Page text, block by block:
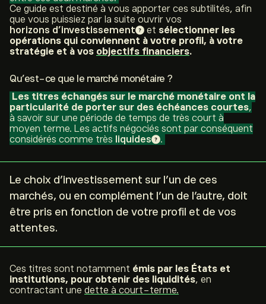
Ce guide est destiné à vous apporter ces subtilités, afin
que vous puissiez par la suite ouvrir vos
horizons d’investissement
et sélectionner les
opérations qui conviennent à votre profil, à votre
stratégie et à vos objectifs financiers.
Qu’est-ce que le marché monétaire ?
Les titres échangés sur le marché monétaire ont la
particularité de porter sur des échéances courtes,
à savoir sur une période de temps de très court à
moyen terme. Les actifs négociés sont par conséquent
considérés comme très liquides .
Le choix d’investissement sur l’un de ces
marchés, ou en complément l’un de l’autre, doit
être pris en fonction de votre profil et de vos
attentes.
Ces titres sont notamment émis par les États et
institutions, pour obtenir des liquidités, en
contractant une dette à court-terme.